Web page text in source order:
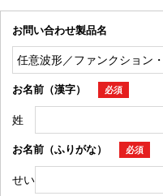
お問い合わせ製品名
お名前（漢字） 必須
姓
お名前（ふりがな） 必須
せい